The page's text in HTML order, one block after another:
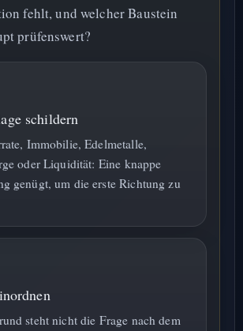
fehlt, und welcher Baustein
prüfenswert?
schildern
Immobilie, Edelmetalle,
oder Liquidität: Eine knappe
genügt, um die erste Richtung zu
steht nicht die Frage nach dem